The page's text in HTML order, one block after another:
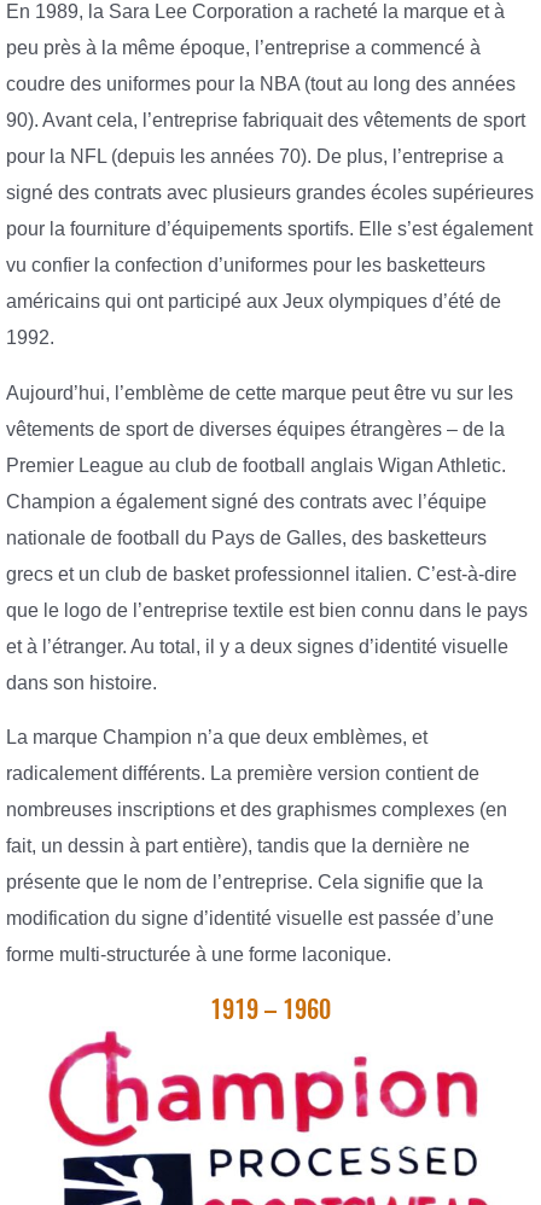
En 1989, la Sara Lee Corporation a racheté la marque et à
peu près à la même époque, l’entreprise a commencé à
coudre des uniformes pour la NBA (tout au long des années
90). Avant cela, l’entreprise fabriquait des vêtements de sport
pour la NFL (depuis les années 70). De plus, l’entreprise a
signé des contrats avec plusieurs grandes écoles supérieures
pour la fourniture d’équipements sportifs. Elle s’est également
vu confier la confection d’uniformes pour les basketteurs
américains qui ont participé aux Jeux olympiques d’été de
1992.
Aujourd’hui, l’emblème de cette marque peut être vu sur les
vêtements de sport de diverses équipes étrangères – de la
Premier League au club de football anglais Wigan Athletic.
Champion a également signé des contrats avec l’équipe
nationale de football du Pays de Galles, des basketteurs
grecs et un club de basket professionnel italien. C’est-à-dire
que le logo de l’entreprise textile est bien connu dans le pays
et à l’étranger. Au total, il y a deux signes d’identité visuelle
dans son histoire.
La marque Champion n’a que deux emblèmes, et
radicalement différents. La première version contient de
nombreuses inscriptions et des graphismes complexes (en
fait, un dessin à part entière), tandis que la dernière ne
présente que le nom de l’entreprise. Cela signifie que la
modification du signe d’identité visuelle est passée d’une
forme multi-structurée à une forme laconique.
1919 – 1960